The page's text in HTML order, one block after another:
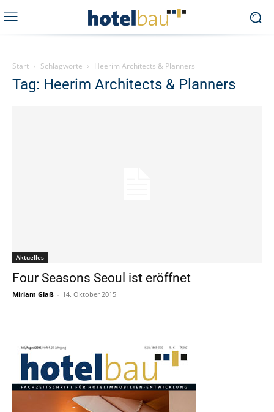
Start Schlagworte Heerim Architects & Planners
Tag: Heerim Architects & Planners
Aktuelles
Four Seasons Seoul ist eröffnet
Miriam Glaß - 14. Oktober 2015